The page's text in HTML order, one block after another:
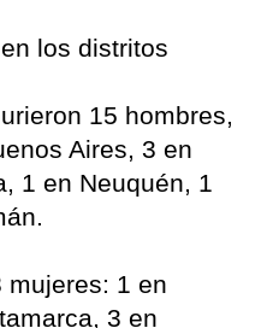
los distritos
15 hombres,
Aires, 3 en
1 en Neuquén, 1
mujeres: 1 en
3 en